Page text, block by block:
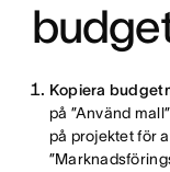
Kopiera
på ”Använd
på projektet för